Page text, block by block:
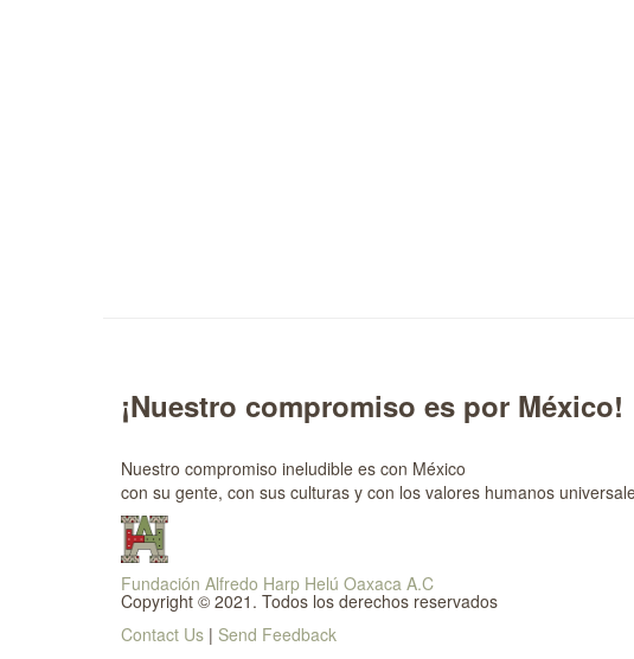
¡Nuestro compromiso es por México!
Nuestro compromiso ineludible es con México
con su gente, con sus culturas y con los valores humanos
Fundación Alfredo Harp Helú Oaxaca A.C
Copyright © 2021. Todos los derechos reservados
Contact Us | Send Feedback